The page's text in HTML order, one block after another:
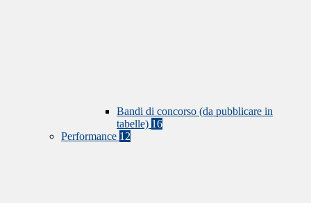
Bandi di concorso (da pubblicare in
tabelle) 16
Performance 12